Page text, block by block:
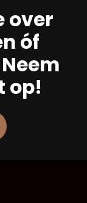
over
óf
op!